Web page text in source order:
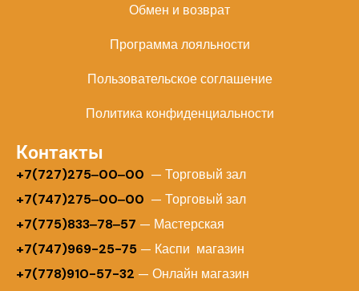
Обмен и возврат
Программа лояльности
Пользовательское соглашение
Политика конфиденциальности
Контакты
+7(727)275‒00‒00 — Торговый зал
+7(747)275‒00‒00 — Торговый зал
+7(775)833‒78‒57 — Мастерская
+7(747)969-25-75 — Каспи магазин
+7(778)910-57-32 — Онлайн магазин